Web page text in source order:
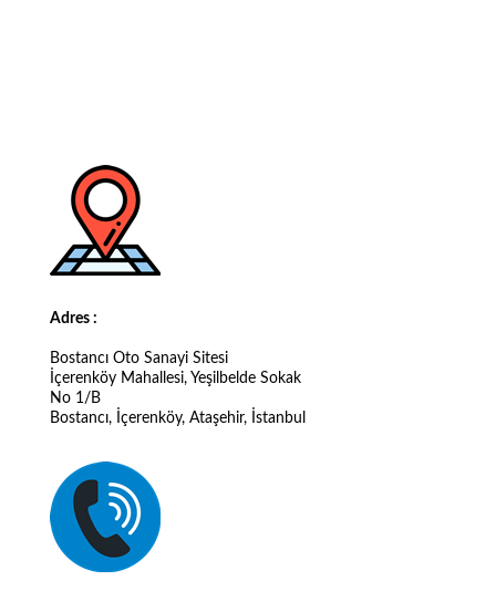
Adres :
Bostancı Oto Sanayi Sitesi
İçerenköy Mahallesi, Yeşilbelde Sokak
No 1/B
Bostancı, İçerenköy, Ataşehir, İstanbul